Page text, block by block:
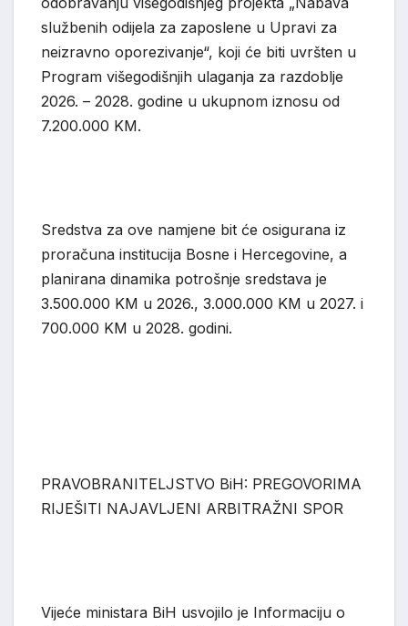
službenih odijela za zaposlene u Upravi za
neizravno oporezivanje“, koji će biti uvršten u
Program višegodišnjih ulaganja za razdoblje
2026. – 2028. godine u ukupnom iznosu od
7.200.000 KM.
Sredstva za ove namjene bit će osigurana iz
proračuna institucija Bosne i Hercegovine, a
planirana dinamika potrošnje sredstava je
3.500.000 KM u 2026., 3.000.000 KM u 2027. i
700.000 KM u 2028. godini.
PRAVOBRANITELJSTVO BiH: PREGOVORIMA
RIJEŠITI NAJAVLJENI ARBITRAŽNI SPOR
Vijeće ministara BiH usvojilo je Informaciju o